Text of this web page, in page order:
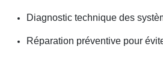
Diagnostic technique des
Réparation préventive pour